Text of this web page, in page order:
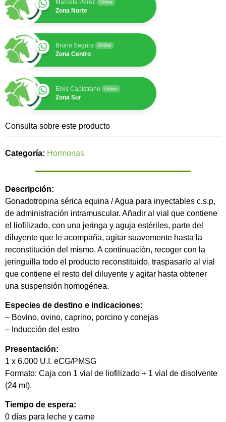
Marcela Perez Online
Zona Norte
Bruno Segura Online
Zona Centro
Elvis Capistrano Online
Zona Sur
Consulta sobre este producto
Categoría: Hormonas
Descripción:
Gonadotropina sérica equina / Agua para inyectables c.s.p,
de administración intramuscular. Añadir al vial que contiene
el liofilizado, con una jeringa y aguja estériles, parte del
diluyente que le acompaña, agitar suavemente hasta la
reconstitución del mismo. A continuación, recoger con la
jeringuilla todo el producto reconstituido, traspasarlo al vial
que contiene el resto del diluyente y agitar hasta obtener
una suspensión homogénea.
Especies de destino e indicaciones:
– Bovino, ovino, caprino, porcino y conejas
– Inducción del estro
Presentación:
1 x 6.000 U.I. eCG/PMSG
Formato: Caja con 1 vial de liofilizado + 1 vial de disolvente
(24 ml).
Tiempo de espera:
0 días para leche y carne